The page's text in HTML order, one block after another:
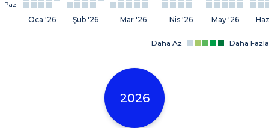
Paz
Oca '26 Şub '26 Mar '26 Nis '26 May '26
Daha Az Daha Fazla
2026